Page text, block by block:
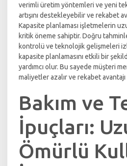
verimli üretim yöntemleri ve yeni
artışını destekleyebilir ve rekabet
Kapasite planlaması işletmelerin
kritik öneme sahiptir. Doğru
kontrolü ve teknolojik gelişmeleri
kapasite planlamasını etkili bir
yardımcı olur. Bu sayede müşteri
maliyetler azalır ve rekabet
Bakım ve
İpuçları:
Ömürlü